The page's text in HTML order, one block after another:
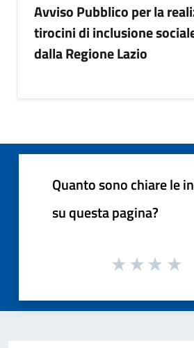
Avviso Pubblico per la
tirocini di inclusione
dalla Regione Lazio
Quanto sono chiare le
su questa pagina?